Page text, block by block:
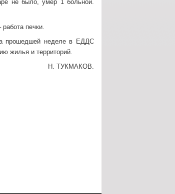
не было, умер 1 больной.
печки.
прошедшей неделе в ЕДДС
жилья и территорий.
Н. ТУКМАКОВ.